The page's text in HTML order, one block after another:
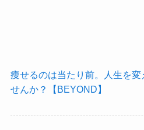
痩せるのは当たり前。人生を変
せんか？【BEYOND】